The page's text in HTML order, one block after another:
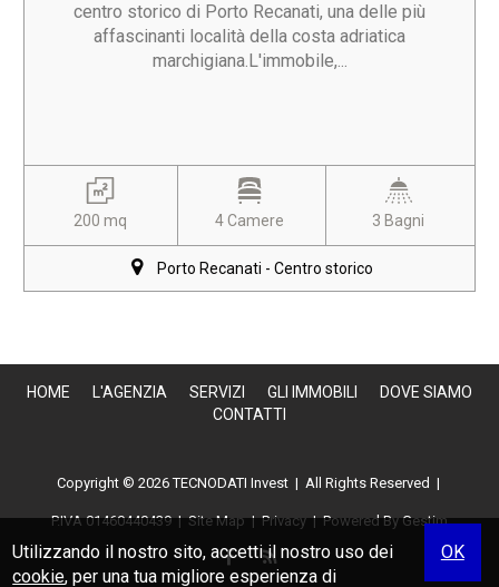
centro storico di Porto Recanati, una delle più
affascinanti località della costa adriatica
marchigiana.L'immobile,...
200 mq 4 Camere 3 Bagni
Porto Recanati - Centro storico
HOME L'AGENZIA SERVIZI GLI IMMOBILI
DOVE SIAMO
CONTATTI
Copyright © 2026 TECNODATI Invest | All Rights Reserved |
P.IVA 01460440439|Site Map|Privacy| Powered ByGestim
Utilizzando il nostro sito, accetti il nostro uso dei
cookie, per una tua migliore esperienza di
OK